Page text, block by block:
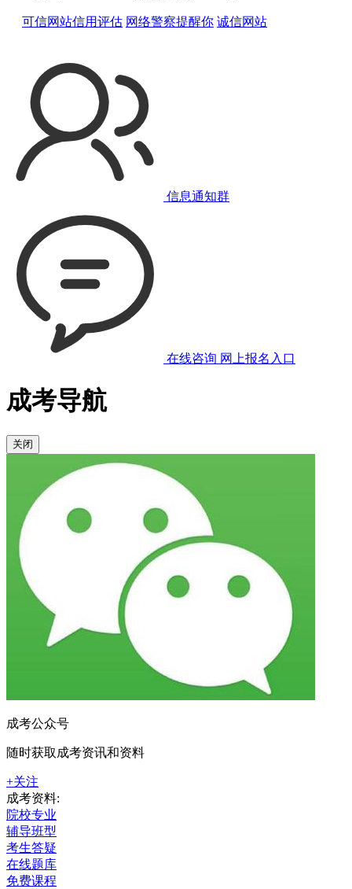
可信网站信用评估 网络警察提醒你 诚信网站
信息通知群
在线咨询 网上报名入口
成考导航
关闭
成考公众号
随时获取成考资讯和资料
+关注
成考资料:
院校专业
辅导班型
考生答疑
在线题库
免费课程